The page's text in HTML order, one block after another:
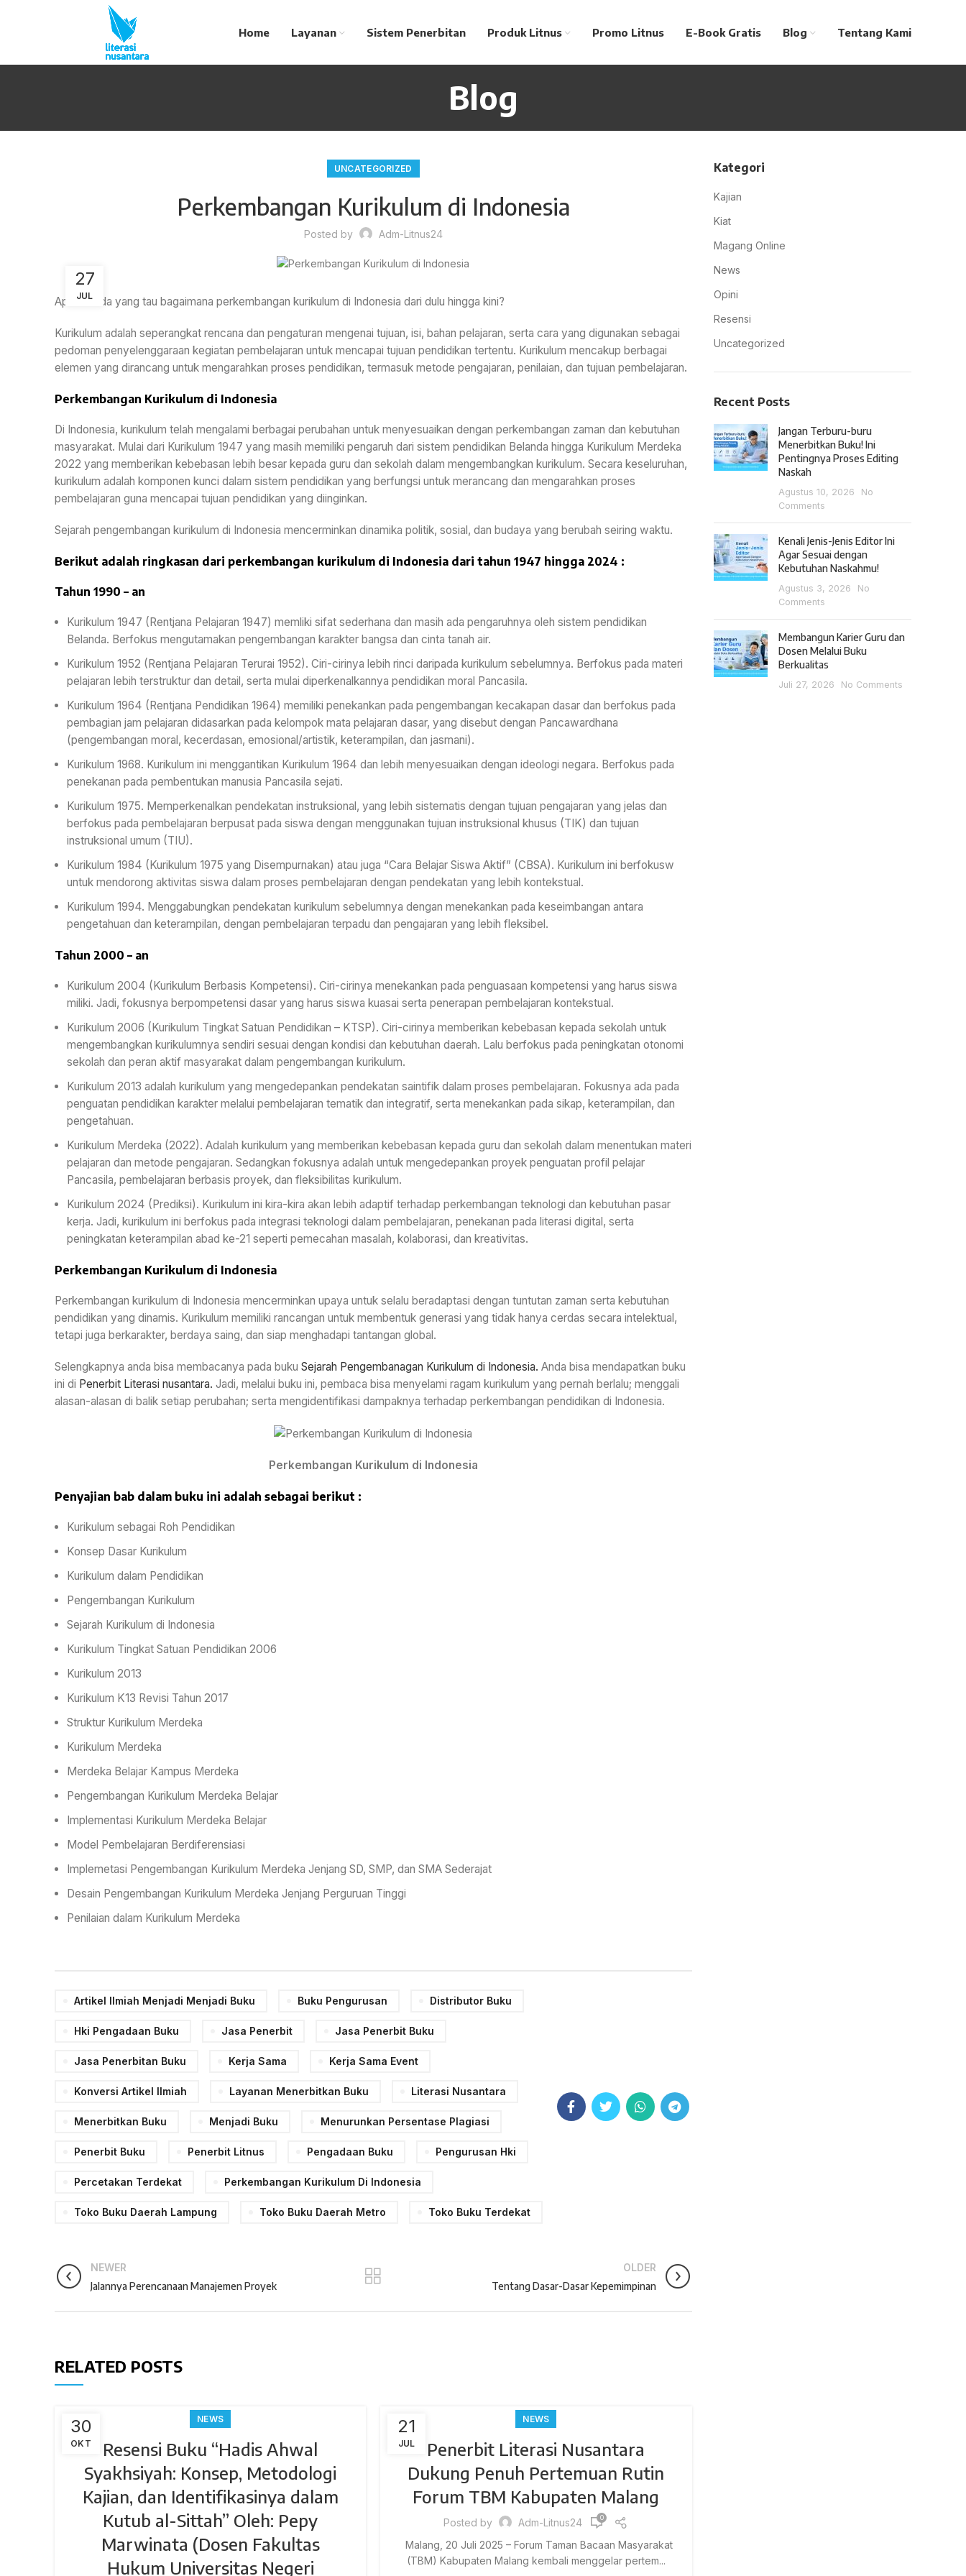
Home Layanan Sistem Penerbitan Produk Litnus Promo Litnus E-Book Gratis Blog Tentang Kami
Blog
UNCATEGORIZED
Perkembangan Kurikulum di Indonesia
Posted by Adm-Litnus24
27
JUL
Apakah ada yang tau bagaimana perkembangan kurikulum di Indonesia dari dulu hingga kini?
Kurikulum adalah seperangkat rencana dan pengaturan mengenai tujuan, isi, bahan pelajaran, serta cara yang digunakan sebagai
pedoman penyelenggaraan kegiatan pembelajaran untuk mencapai tujuan pendidikan tertentu. Kurikulum mencakup berbagai
elemen yang dirancang untuk mengarahkan proses pendidikan, termasuk metode pengajaran, penilaian, dan tujuan pembelajaran.
Perkembangan Kurikulum di Indonesia
Di Indonesia, kurikulum telah mengalami berbagai perubahan untuk menyesuaikan dengan perkembangan zaman dan kebutuhan
masyarakat. Mulai dari Kurikulum 1947 yang masih memiliki pengaruh dari sistem pendidikan Belanda hingga Kurikulum Merdeka
2022 yang memberikan kebebasan lebih besar kepada guru dan sekolah dalam mengembangkan kurikulum. Secara keseluruhan,
kurikulum adalah komponen kunci dalam sistem pendidikan yang berfungsi untuk merancang dan mengarahkan proses
pembelajaran guna mencapai tujuan pendidikan yang diinginkan.
Sejarah pengembangan kurikulum di Indonesia mencerminkan dinamika politik, sosial, dan budaya yang berubah seiring waktu.
Berikut adalah ringkasan dari perkembangan kurikulum di Indonesia dari tahun 1947 hingga 2024 :
Tahun 1990 – an
Kurikulum 1947 (Rentjana Pelajaran 1947) memliki sifat sederhana dan masih ada pengaruhnya oleh sistem pendidikan
Belanda. Berfokus mengutamakan pengembangan karakter bangsa dan cinta tanah air.
Kurikulum 1952 (Rentjana Pelajaran Terurai 1952). Ciri-cirinya lebih rinci daripada kurikulum sebelumnya. Berfokus pada materi
pelajaran lebih terstruktur dan detail, serta mulai diperkenalkannya pendidikan moral Pancasila.
Kurikulum 1964 (Rentjana Pendidikan 1964) memiliki penekankan pada pengembangan kecakapan dasar dan berfokus pada
pembagian jam pelajaran didasarkan pada kelompok mata pelajaran dasar, yang disebut dengan Pancawardhana
(pengembangan moral, kecerdasan, emosional/artistik, keterampilan, dan jasmani).
Kurikulum 1968. Kurikulum ini menggantikan Kurikulum 1964 dan lebih menyesuaikan dengan ideologi negara. Berfokus pada
penekanan pada pembentukan manusia Pancasila sejati.
Kurikulum 1975. Memperkenalkan pendekatan instruksional, yang lebih sistematis dengan tujuan pengajaran yang jelas dan
berfokus pada pembelajaran berpusat pada siswa dengan menggunakan tujuan instruksional khusus (TIK) dan tujuan
instruksional umum (TIU).
Kurikulum 1984 (Kurikulum 1975 yang Disempurnakan) atau juga “Cara Belajar Siswa Aktif” (CBSA). Kurikulum ini berfokusw
untuk mendorong aktivitas siswa dalam proses pembelajaran dengan pendekatan yang lebih kontekstual.
Kurikulum 1994. Menggabungkan pendekatan kurikulum sebelumnya dengan menekankan pada keseimbangan antara
pengetahuan dan keterampilan, dengan pembelajaran terpadu dan pengajaran yang lebih fleksibel.
Tahun 2000 – an
Kurikulum 2004 (Kurikulum Berbasis Kompetensi). Ciri-cirinya menekankan pada penguasaan kompetensi yang harus siswa
miliki. Jadi, fokusnya berpompetensi dasar yang harus siswa kuasai serta penerapan pembelajaran kontekstual.
Kurikulum 2006 (Kurikulum Tingkat Satuan Pendidikan – KTSP). Ciri-cirinya memberikan kebebasan kepada sekolah untuk
mengembangkan kurikulumnya sendiri sesuai dengan kondisi dan kebutuhan daerah. Lalu berfokus pada peningkatan otonomi
sekolah dan peran aktif masyarakat dalam pengembangan kurikulum.
Kurikulum 2013 adalah kurikulum yang mengedepankan pendekatan saintifik dalam proses pembelajaran. Fokusnya ada pada
penguatan pendidikan karakter melalui pembelajaran tematik dan integratif, serta menekankan pada sikap, keterampilan, dan
pengetahuan.
Kurikulum Merdeka (2022). Adalah kurikulum yang memberikan kebebasan kepada guru dan sekolah dalam menentukan materi
pelajaran dan metode pengajaran. Sedangkan fokusnya adalah untuk mengedepankan proyek penguatan profil pelajar
Pancasila, pembelajaran berbasis proyek, dan fleksibilitas kurikulum.
Kurikulum 2024 (Prediksi). Kurikulum ini kira-kira akan lebih adaptif terhadap perkembangan teknologi dan kebutuhan pasar
kerja. Jadi, kurikulum ini berfokus pada integrasi teknologi dalam pembelajaran, penekanan pada literasi digital, serta
peningkatan keterampilan abad ke-21 seperti pemecahan masalah, kolaborasi, dan kreativitas.
Perkembangan Kurikulum di Indonesia
Perkembangan kurikulum di Indonesia mencerminkan upaya untuk selalu beradaptasi dengan tuntutan zaman serta kebutuhan
pendidikan yang dinamis. Kurikulum memiliki rancangan untuk membentuk generasi yang tidak hanya cerdas secara intelektual,
tetapi juga berkarakter, berdaya saing, dan siap menghadapi tantangan global.
Selengkapnya anda bisa membacanya pada buku Sejarah Pengembanagan Kurikulum di Indonesia. Anda bisa mendapatkan buku
ini di Penerbit Literasi nusantara. Jadi, melalui buku ini, pembaca bisa menyelami ragam kurikulum yang pernah berlalu; menggali
alasan-alasan di balik setiap perubahan; serta mengidentifikasi dampaknya terhadap perkembangan pendidikan di Indonesia.
Perkembangan Kurikulum di Indonesia
Penyajian bab dalam buku ini adalah sebagai berikut :
Kurikulum sebagai Roh Pendidikan
Konsep Dasar Kurikulum
Kurikulum dalam Pendidikan
Pengembangan Kurikulum
Sejarah Kurikulum di Indonesia
Kurikulum Tingkat Satuan Pendidikan 2006
Kurikulum 2013
Kurikulum K13 Revisi Tahun 2017
Struktur Kurikulum Merdeka
Kurikulum Merdeka
Merdeka Belajar Kampus Merdeka
Pengembangan Kurikulum Merdeka Belajar
Implementasi Kurikulum Merdeka Belajar
Model Pembelajaran Berdiferensiasi
Implemetasi Pengembangan Kurikulum Merdeka Jenjang SD, SMP, dan SMA Sederajat
Desain Pengembangan Kurikulum Merdeka Jenjang Perguruan Tinggi
Penilaian dalam Kurikulum Merdeka
Artikel Ilmiah Menjadi Menjadi Buku Buku Pengurusan Distributor Buku
Hki Pengadaan Buku Jasa Penerbit Jasa Penerbit Buku
Jasa Penerbitan Buku Kerja Sama Kerja Sama Event
Konversi Artikel Ilmiah Layanan Menerbitkan Buku Literasi Nusantara
Menerbitkan Buku Menjadi Buku Menurunkan Persentase Plagiasi
Penerbit Buku Penerbit Litnus Pengadaan Buku Pengurusan Hki
Percetakan Terdekat Perkembangan Kurikulum Di Indonesia
Toko Buku Daerah Lampung Toko Buku Daerah Metro Toko Buku Terdekat
NEWER
Jalannya Perencanaan Manajemen Proyek
OLDER
Tentang Dasar-Dasar Kepemimpinan
RELATED POSTS
30
OKT
NEWS
Resensi Buku “Hadis Ahwal
Syakhsiyah: Konsep, Metodologi
Kajian, dan Identifikasinya dalam
Kutub al-Sittah” Oleh: Pepy
Marwinata (Dosen Fakultas
Hukum Universitas Negeri
21
JUL
NEWS
Penerbit Literasi Nusantara
Dukung Penuh Pertemuan Rutin
Forum TBM Kabupaten Malang
Posted by Adm-Litnus24 0
Malang, 20 Juli 2025 – Forum Taman Bacaan Masyarakat
(TBM) Kabupaten Malang kembali menggelar pertem...
Kategori
Kajian
Kiat
Magang Online
News
Opini
Resensi
Uncategorized
Recent Posts
Jangan Terburu-buru
Menerbitkan Buku! Ini
Pentingnya Proses Editing
Naskah
Agustus 10, 2026
No
Comments
Kenali Jenis-Jenis Editor Ini
Agar Sesuai dengan
Kebutuhan Naskahmu!
Agustus 3, 2026
No
Comments
Membangun Karier Guru dan
Dosen Melalui Buku
Berkualitas
Juli 27, 2026 No Comments